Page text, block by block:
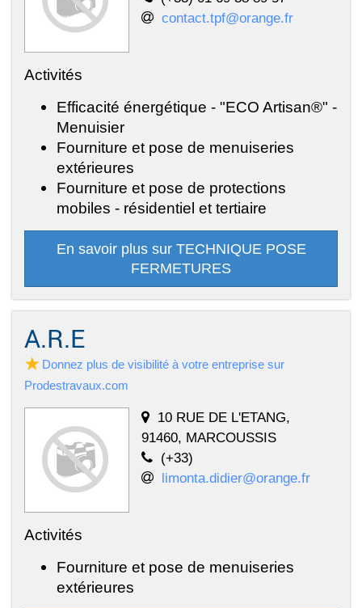
contact.tpf@orange.fr
Activités
Efficacité énergétique - "ECO Artisan®" -
Menuisier
Fourniture et pose de menuiseries
extérieures
Fourniture et pose de protections
mobiles - résidentiel et tertiaire
En savoir plus sur TECHNIQUE POSE
FERMETURES
A.R.E
Donnez plus de visibilité à votre entreprise sur
Prodestravaux.com
10 RUE DE L'ETANG,
91460, MARCOUSSIS
(+33)
limonta.didier@orange.fr
Activités
Fourniture et pose de menuiseries
extérieures